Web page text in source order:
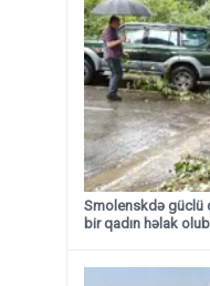
Smolenskdə güclü
bir qadın həlak olub